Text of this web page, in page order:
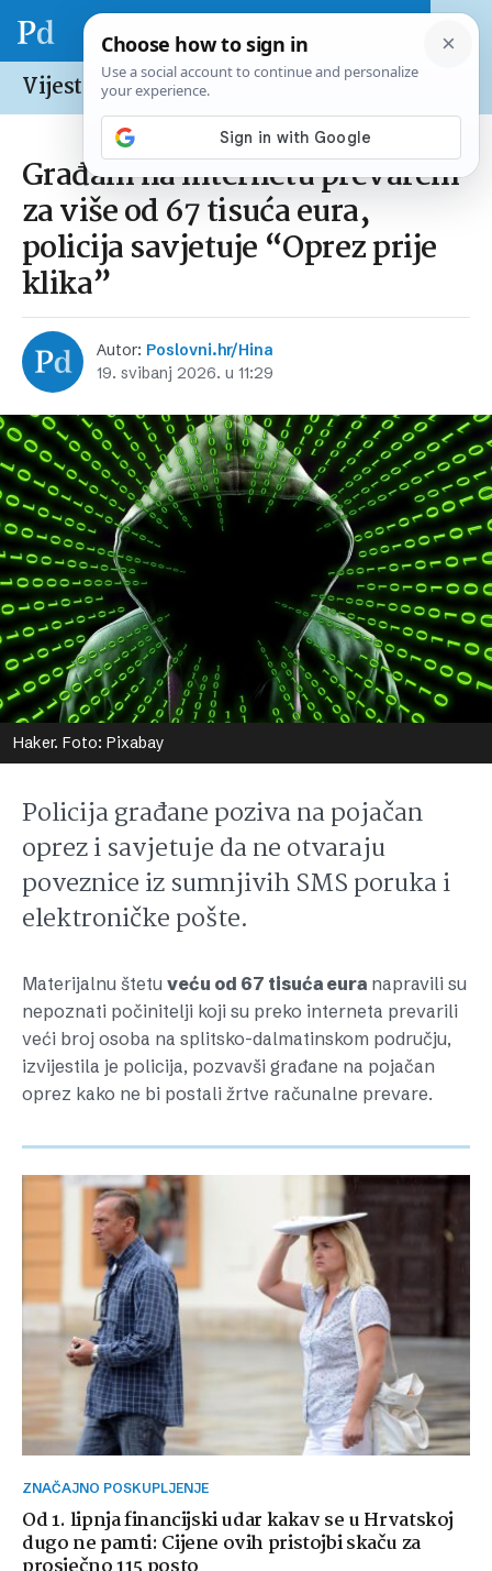
Vijesti /Hrvatska
Građani na internetu prevareni
za više od 67 tisuća eura,
policija savjetuje “Oprez prije
klika”
Autor: Poslovni.hr/Hina
19. svibanj 2026. u 11:29
Haker. Foto: Pixabay
Policija građane poziva na pojačan
oprez i savjetuje da ne otvaraju
poveznice iz sumnjivih SMS poruka i
elektroničke pošte.
Materijalnu štetu veću od 67 tisuća eura napravili su
nepoznati počinitelji koji su preko interneta prevarili
veći broj osoba na splitsko-dalmatinskom području,
izvijestila je policija, pozvavši građane na pojačan
oprez kako ne bi postali žrtve računalne prevare.
ZNAČAJNO POSKUPLJENJE
Od 1. lipnja financijski udar kakav se u Hrvatskoj
dugo ne pamti: Cijene ovih pristojbi skaču za